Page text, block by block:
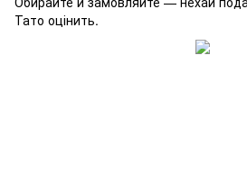
Тато оцінить.